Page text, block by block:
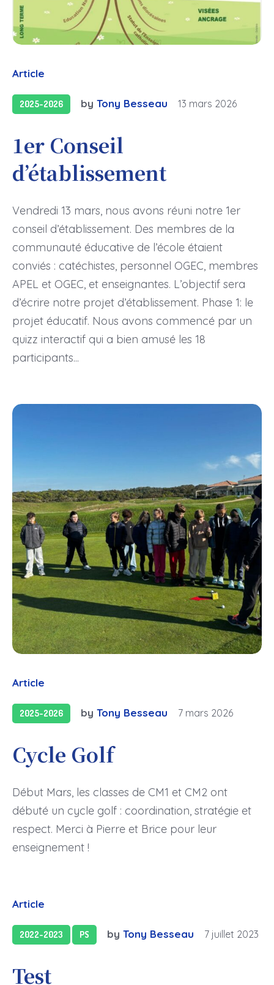
Article
2025-2026 by Tony Besseau 13 mars 2026
1er Conseil
d’établissement
Vendredi 13 mars, nous avons réuni notre 1er
conseil d’établissement. Des membres de la
communauté éducative de l’école étaient
conviés : catéchistes, personnel OGEC, membres
APEL et OGEC, et enseignantes. L’objectif sera
d’écrire notre projet d’établissement. Phase 1: le
projet éducatif. Nous avons commencé par un
quizz interactif qui a bien amusé les 18
participants...
Article
2025-2026 by Tony Besseau 7 mars 2026
Cycle Golf
Début Mars, les classes de CM1 et CM2 ont
débuté un cycle golf : coordination, stratégie et
respect. Merci à Pierre et Brice pour leur
enseignement !
Article
2022-2023 PS by Tony Besseau 7 juillet 2023
Test